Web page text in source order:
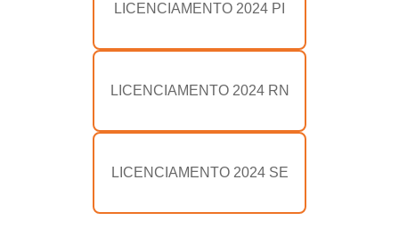
LICENCIAMENTO 2024 PI
LICENCIAMENTO 2024 RN
LICENCIAMENTO 2024 SE